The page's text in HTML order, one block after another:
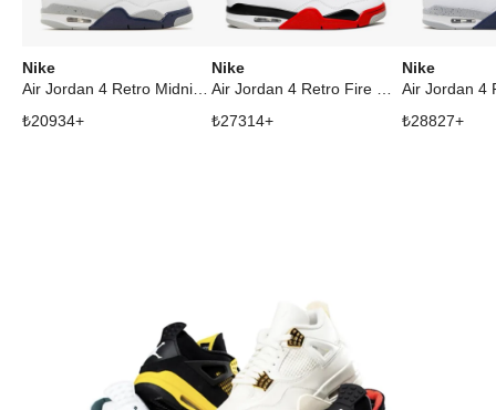
Nike
₺20934+
Nike
₺27314+
Nike
₺28827+